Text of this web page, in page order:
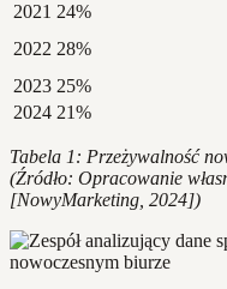
2021 24%
2022 28%
2023 25%
2024 21%
Tabela 1: Przeżywalność
(Źródło: Opracowanie
[NowyMarketing, 2024])